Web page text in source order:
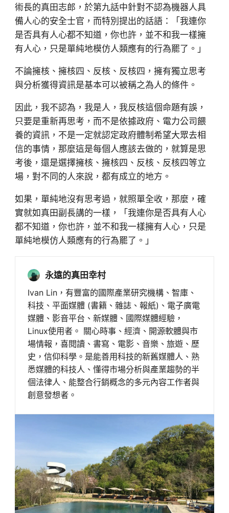
術長的真田志郎，於第九話中針對不認為機器人具
備人心的安全士官，而特別提出的話語：「我連你
是否具有人心都不知道，你也許，並不和我一樣擁
有人心，只是單純地模仿人類應有的行為罷了。」
不論擁核、擁核四、反核、反核四，擁有獨立思考
與分析獲得資訊是基本可以被稱之為人的條件。
因此，我不認為，我是人，我反核這個命題有誤，
只要是重新再思考，而不是依據政府、電力公司餵
養的資訊，不是一定就認定政府體制希望大眾去相
信的事情，那麼這是每個人應該去做的，就算是思
考後，還是選擇擁核、擁核四、反核、反核四等立
場，對不同的人來說，都有成立的地方。
如果，單純地沒有思考過，就照單全收，那麼，確
實就如真田副長講的一樣，「我連你是否具有人心
都不知道，你也許，並不和我一樣擁有人心，只是
單純地模仿人類應有的行為罷了。」
永遠的真田幸村
Ivan Lin，有豐富的國際產業研究機構、智庫、
科技、平面媒體 (書籍、雜誌、報紙)、電子廣電
媒體、影音平台、新媒體、國際媒體經驗，
Linux使用者。 關心時事、經濟、開源軟體與市
場情報，喜閱讀、書寫、電影、音樂、旅遊、歷
史，信仰科學。是能善用科技的新舊媒體人、熟
悉媒體的科技人、懂得市場分析與產業趨勢的半
個法律人、能整合行銷概念的多元內容工作者與
創意發想者。